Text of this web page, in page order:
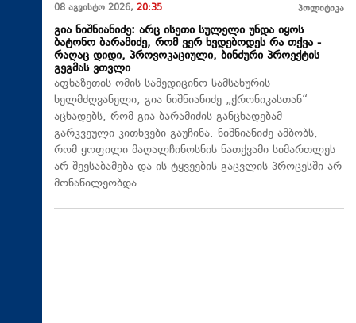
08 აგვისტო 2026, 20:35 პოლიტიკა
გია ნიშნიანიძე: არც ისეთი სულელი უნდა იყოს
ბატონო ბარამიძე, რომ ვერ ხვდებოდეს რა თქვა -
რაღაც დიდი, პროვოკაციული, ბინძური პროექტის
გეგმას ვთვლი
აფხაზეთის ომის სამედიცინო სამსახურის
ხელმძღვანელი, გია ნიშნიანიძე „ქრონიკასთან“
აცხადებს, რომ გია ბარამიძის განცხადებამ
გარკვეული კითხვები გაუჩინა. ნიშნიანიძე ამბობს,
რომ ყოფილი მაღალჩინოსნის ნათქვამი სიმართლეს
არ შეესაბამება და ის ტყვეების გაცვლის პროცესში არ
მონაწილეობდა.